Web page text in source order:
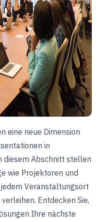
eine neue Dimension
in
diesem Abschnitt stellen
wie Projektoren und
Veranstaltungsort
Entdecken Sie,
Ihre nächste